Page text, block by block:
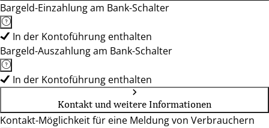
Bargeld-Einzahlung am Bank-Schalter
In der Kontoführung enthalten
Bargeld-Auszahlung am Bank-Schalter
In der Kontoführung enthalten
Kontakt und weitere Informationen
Kontakt-Möglichkeit für eine Meldung von Verbrauchern